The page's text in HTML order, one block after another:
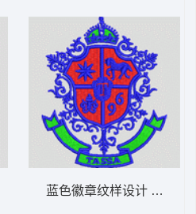
钱状单针曲线领前
蓝色徽章纹样设计 皇冠马